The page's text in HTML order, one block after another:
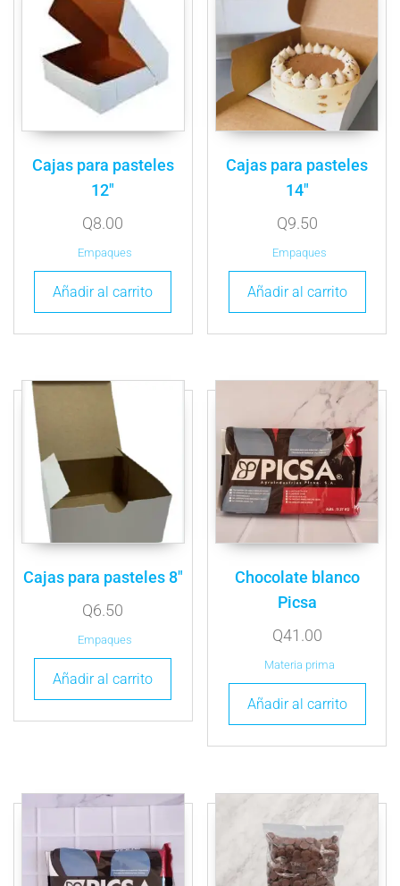
Cajas para pasteles
12″
Q8.00
Empaques
Añadir al carrito
Cajas para pasteles
14″
Q9.50
Empaques
Añadir al carrito
Cajas para pasteles 8″
Q6.50
Empaques
Añadir al carrito
Chocolate blanco
Picsa
Q41.00
Materia prima
Añadir al carrito